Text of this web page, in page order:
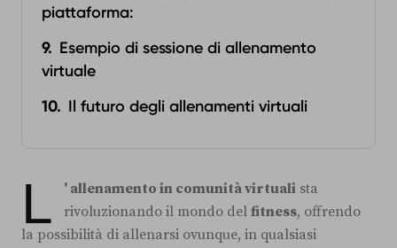
piattaforma:
Esempio di sessione di allenamento
virtuale
Il futuro degli allenamenti virtuali
L ' allenamento in comunità virtuali sta
rivoluzionando il mondo del fitness, offrendo
la possibilità di allenarsi ovunque, in qualsiasi